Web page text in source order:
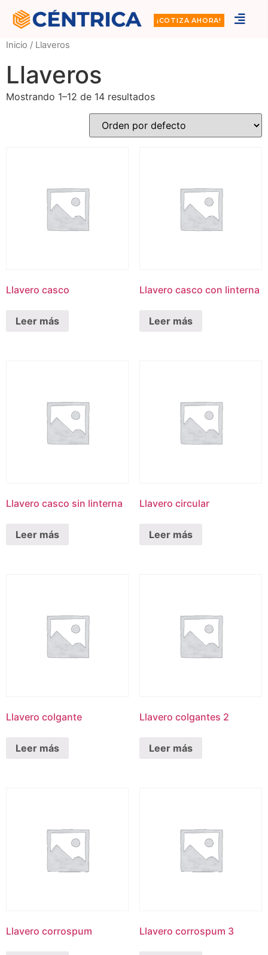
¡COTIZA AHORA!
Inicio / Llaveros
Llaveros
Mostrando 1–12 de 14 resultados
Llavero casco
Leer más
Llavero casco con linterna
Leer más
Llavero casco sin linterna
Leer más
Llavero circular
Leer más
Llavero colgante
Leer más
Llavero colgantes 2
Leer más
Llavero corrospum Llavero corrospum 3